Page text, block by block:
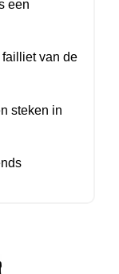
een
failliet van de
steken in